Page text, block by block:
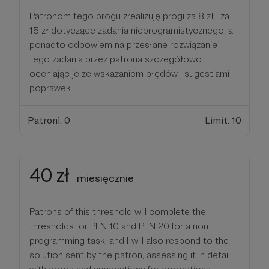
Patronom tego progu zrealizuję progi za 8 zł i za
15 zł dotyczące zadania nieprogramistycznego, a
ponadto odpowiem na przesłane rozwiązanie
tego zadania przez patrona szczegółowo
oceniając je ze wskazaniem błędów i sugestiami
poprawek.
Patroni: 0 Limit: 10
40 zł miesięcznie
Patrons of this threshold will complete the
thresholds for PLN 10 and PLN 20 for a non-
programming task, and I will also respond to the
solution sent by the patron, assessing it in detail